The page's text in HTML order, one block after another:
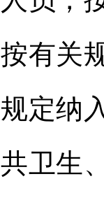
按有关
规定纳
共卫生